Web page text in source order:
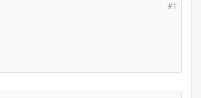
#1